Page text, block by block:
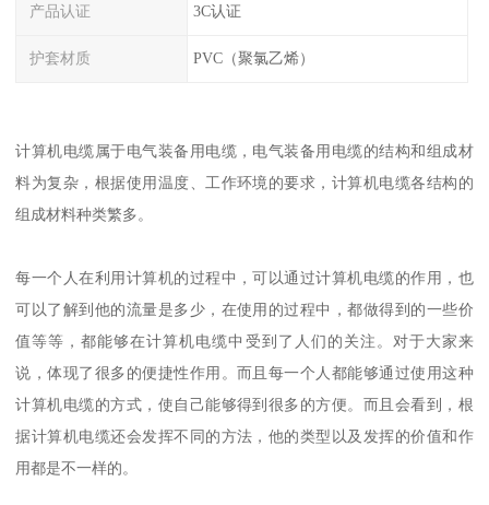
产品认证 3C认证
护套材质 PVC（聚氯乙烯）
计算机电缆属于电气装备用电缆，电气装备用电缆的结构和组成材
料为复杂，根据使用温度、工作环境的要求，计算机电缆各结构的
组成材料种类繁多。
每一个人在利用计算机的过程中，可以通过计算机电缆的作用，也
可以了解到他的流量是多少，在使用的过程中，都做得到的一些价
值等等，都能够在计算机电缆中受到了人们的关注。对于大家来
说，体现了很多的便捷性作用。而且每一个人都能够通过使用这种
计算机电缆的方式，使自己能够得到很多的方便。而且会看到，根
据计算机电缆还会发挥不同的方法，他的类型以及发挥的价值和作
用都是不一样的。